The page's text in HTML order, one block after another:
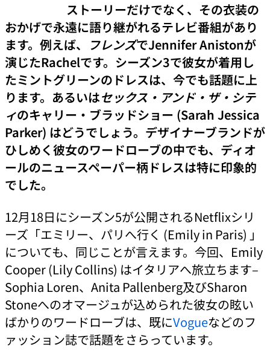
ストーリーだけでなく、その衣装の
おかげで永遠に語り継がれるテレビ番組があり
ます。例えば、 フレンズでJennifer Anistonが
演じたRachelです。シーズン3で彼女が着用し
たミントグリーンのドレスは、今でも話題に上
ります。あるいはセックス・アンド・ザ・シテ
ィのキャリー・ブラッドショー (Sarah Jessica
Parker) はどうでしょう。デザイナーブランドが
ひしめく彼女のワードローブの中でも、ディオ
ールのニュースペーパー柄ドレスは特に印象的
でした。
12月18日にシーズン5が公開されるNetflixシリ
ーズ「エミリー、パリへ行く (Emily in Paris) 」
についても、同じことが言えます。今回、Emily
Cooper (Lily Collins) はイタリアへ旅立ちます–
Sophia Loren、Anita Pallenberg及びSharon
Stoneへのオマージュが込められた彼女の眩い
ばかりのワードローブは、既にVogueなどのフ
ァッション誌で話題をさらっています。